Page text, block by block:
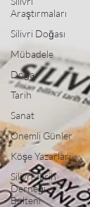
Araştırmaları
Silivri Doğası
Mübadele
Doğa
Tarih
Sanat
Önemli Günler
Köşe Yazarları
Silivri Tarih
Derneği
Bülteni